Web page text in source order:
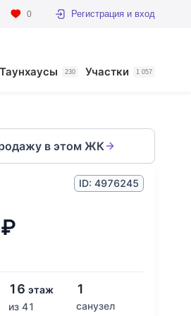
0 Регистрация и вход
Таунхаусы 230 Участки 1 057
в этом ЖК
ID: 4976245
₽
16 этаж
из 41
1
санузел